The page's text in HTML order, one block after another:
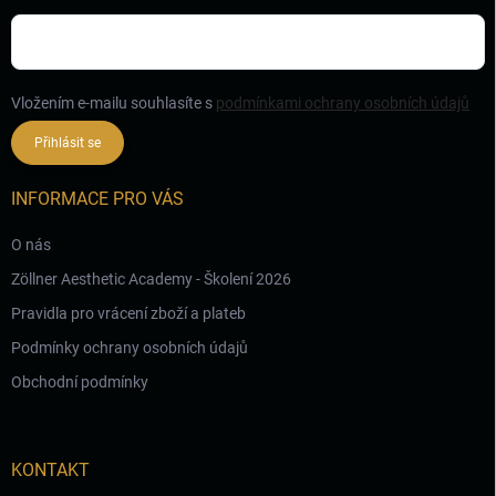
Vložením e-mailu souhlasíte s podmínkami ochrany osobních údajů
Přihlásit se
INFORMACE PRO VÁS
O nás
Zöllner Aesthetic Academy - Školení 2026
Pravidla pro vrácení zboží a plateb
Podmínky ochrany osobních údajů
Obchodní podmínky
KONTAKT